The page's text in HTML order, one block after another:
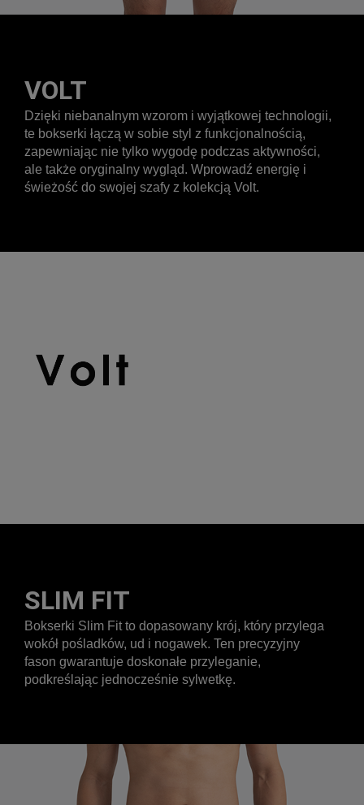
VOLT
Dzięki niebanalnym wzorom i wyjątkowej technologii,
te bokserki łączą w sobie styl z funkcjonalnością,
zapewniając nie tylko wygodę podczas aktywności,
ale także oryginalny wygląd. Wprowadź energię i
świeżość do swojej szafy z kolekcją Volt.
SLIM FIT
Bokserki Slim Fit to dopasowany krój, który przylega
wokół pośladków, ud i nogawek. Ten precyzyjny
fason gwarantuje doskonałe przyleganie,
podkreślając jednocześnie sylwetkę.